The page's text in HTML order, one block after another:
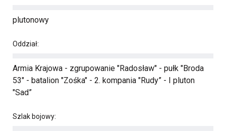
plutonowy
Oddział:
Armia Krajowa - zgrupowanie "Radosław" - pułk "Broda
53" - batalion "Zośka" - 2. kompania "Rudy” - I pluton
"Sad”
Szlak bojowy: